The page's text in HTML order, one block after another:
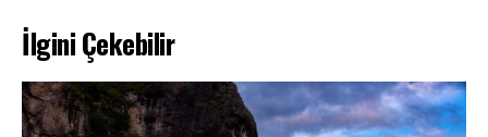
İlgini Çekebilir